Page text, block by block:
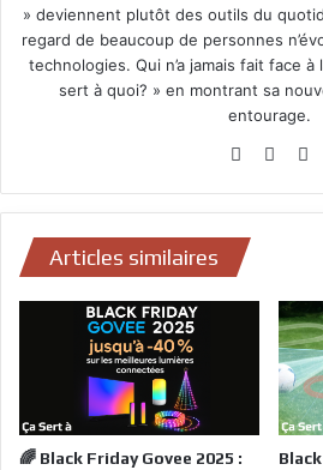
» deviennent plutôt des outils du
regard de beaucoup de personnes
technologies. Qui n’a jamais fait face
sert à quoi? » en montrant sa
entourage.
Website
Articles similaires
🌈 Black Friday Govee 2025 :